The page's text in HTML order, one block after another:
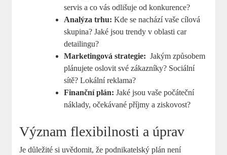
servis a co vás odlišuje ⁤od konkurence?
Analýza trhu: Kde se nachází⁤ vaše cílová‍
skupina? Jaké jsou⁢ trendy v oblasti car
detailingu?
Marketingová ‍strategie: ⁣ Jakým způsobem
plánujete ⁤oslovit své zákazníky? Sociální
sítě? ‌Lokální reklama?
Finanční plán: Jaké jsou‌ vaše počáteční
náklady, očekávané ​příjmy a ziskovost?
Význam ⁤flexibilnosti a úprav
Je důležité‌ si‌ uvědomit, že podnikatelský plán není